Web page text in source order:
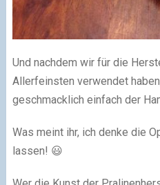
Und nachdem wir für die
Allerfeinsten verwendet
geschmacklich einfach der
Was meint ihr, ich denke die
lassen! 😃